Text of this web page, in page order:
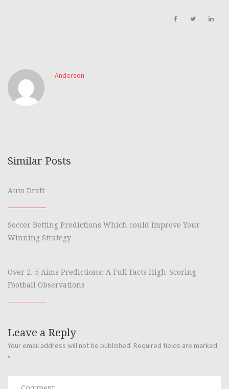
Anderson
Similar Posts
Auto Draft
Soccer Betting Predictions Which could Improve Your
Winning Strategy
Over 2. 5 Aims Predictions: A Full Facts High-Scoring
Football Observations
Leave a Reply
Your email address will not be published. Required fields are marked
*